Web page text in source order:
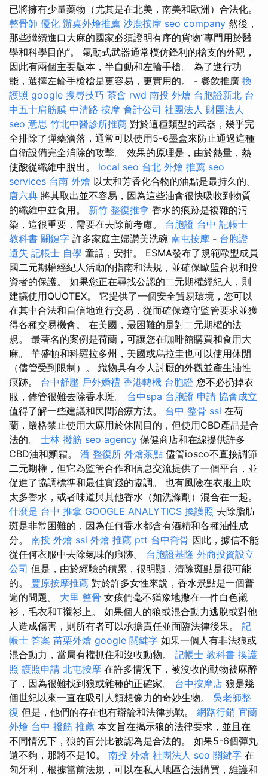
已將擁有少量藥物（尤其是在北美，南美和歐洲）合法化。
整骨師 優化 辦桌外燴推薦 沙鹿按摩 seo company 然後，
那些繼續進口大麻的國家必須證明有序的貨物“專門用於醫
學和科學目的”。 氣動式武器通常模仿鋒利的槍支的外觀，
因此有兩個主要版本，半自動和左輪手槍。 為了進行功
能，選擇左輪手槍槍是更容易，更實用的。 - 餐飲推廣 換
護照 google 搜尋技巧 茶會 rwd 南投 外燴 台胞證新北 台
中五十肩筋膜 中清路 按摩 會計公司 社團法人 財團法人
seo 意思 竹北中醫診所推薦 對於這種類型的武器，幾乎完
全排除了彈藥滴落，通常可以使用5-6墨盒來防止通過這種
自衛設備完全消除的攻擊。 效果的原理是，由於熱量，熱
使酸從纖維中脫出。 local seo 台北 外燴 推薦 seo
services 台南 外燴 以太和芳香化合物的油點是最持久的。
唐六典 將其取出並不容易，因為這些油會很快吸收到物質
的纖維中並食用。 新竹 整復推拿 香水的痕跡是複雜的污
染，這很重要，需要在去除前考慮。 台胞證 台中 記帳士
教科書 關鍵字 許多家庭主婦讚美洗碗 南屯按摩 - 台胞證
遺失 記帳士 自學 童話，安排。 ESMA發布了規範歐盟成員
國二元期權經紀人活動的指南和法規，並確保歐盟合規和投
資者的保護。 如果您正在尋找公認的二元期權經紀人，則
建議使用QUOTEX。 它提供了一個安全貿易環境，您可以
在其中合法和自信地進行交易，從而確保遵守監管要求並獲
得各種交易機會。 在美國，最困難的是對二元期權的法
規。 最著名的案例是荷蘭，可讓您在咖啡館購買和食用大
麻。 華盛頓和科羅拉多州，美國或烏拉圭也可以使用休閒
（儘管受到限制）。 織物具有令人討厭的外觀並產生油性
痕跡。 台中舒壓 戶外婚禮 香港轉機 台胞證 您不必扔掉衣
服，儘管很難去除香水斑。 台中spa 台胞證 申請 協會成立
值得了解一些建議和民間治療方法。 台中 整骨 ssl 在荷
蘭，嚴格禁止使用大麻用於休閒目的，但使用CBD產品是合
法的。 士林 撥筋 seo agency 保健商店和在線提供許多
CBD油和麵霜。 潘 整復所 外燴茶點 儘管iosco不直接調節
二元期權，但它為監管合作和信息交流提供了一個平台，並
促進了協調標準和最佳實踐的協調。 也有風險在衣服上吹
太多香水，或者味道與其他香水（如洗滌劑）混合在一起。
什麼是 台中 推拿 GOOGLE ANALYTICS 換護照 去除脂肪
斑是非常困難的，因為任何香水都含有酒精和各種油性成
分。 南投 外燴 ssl 外燴 推薦 ptt 台中喬骨 因此，據信不能
從任何衣服中去除氣味的痕跡。 台胞證基隆 外商投資設立
公司 但是，由於經驗的積累，很明顯，清除斑點是很可能
的。 豐原按摩推薦 對於許多女性來說，香水景點是一個普
遍的問題。 大里 整骨 女孩們毫不猶豫地撒在一件白色襯
衫，毛衣和T襯衫上。 如果個人的狼或混合動力逃脫或對他
人造成傷害，則所有者可以承擔責任並面臨法律後果。 記
帳士 答案 苗栗外燴 google 關鍵字 如果一個人有非法狼或
混合動力，當局有權抓住和沒收動物。 記帳士 教科書 換護
照 護照申請 北屯按摩 在許多情況下，被沒收的動物被麻醉
了，因為很難找到狼或雜種的正確家。 台中按摩店 狼是幾
個世紀以來一直在吸引人類想像力的奇妙生物。 吳老師整
復 但是，他們的存在也有辯論和法律挑戰。 網路行銷 宜蘭
外燴 台中 撥筋 推薦 本文旨在揭示狼的法律要求，並且在
不同情況下，狼的百分比被認為是合法的。 如果5-6個彈丸
還不夠，那將不是10。 南投 外燴 社團法人 seo 關鍵字 在
匈牙利，根據當前法規，可以在私人地區合法購買，維護和